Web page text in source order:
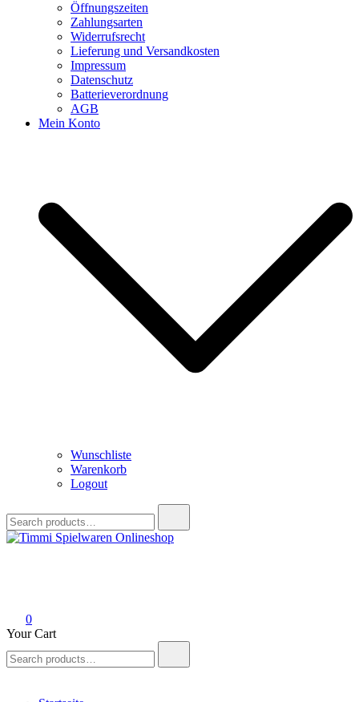
Öffnungszeiten
Zahlungsarten
Widerrufsrecht
Lieferung und Versandkosten
Impressum
Datenschutz
Batterieverordnung
AGB
Mein Konto
Wunschliste
Warenkorb
Logout
for:
0
Your Cart
for: